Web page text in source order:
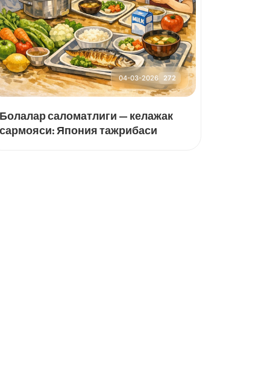
04-03-2026 272
Болалар саломатлиги — келажак
сармояси: Япония тажрибаси